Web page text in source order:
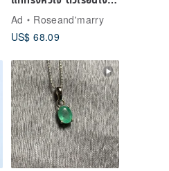
แท้925
Ad
Roseand'marry
US$ 68.09